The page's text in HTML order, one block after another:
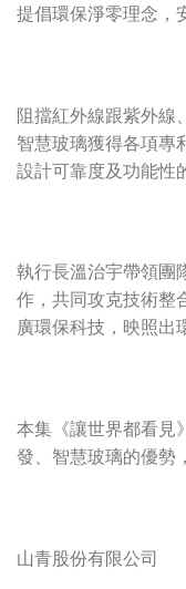
提倡環保淨零理念，
阻擋紅外線跟紫外線
智慧玻璃獲得各項專
設計可靠度及功能性
執行長溫治宇帶領團
作，共同攻克技術整
廣環保科技，映照出
本集《讓世界都看見
發、智慧玻璃的優勢
山青股份有限公司